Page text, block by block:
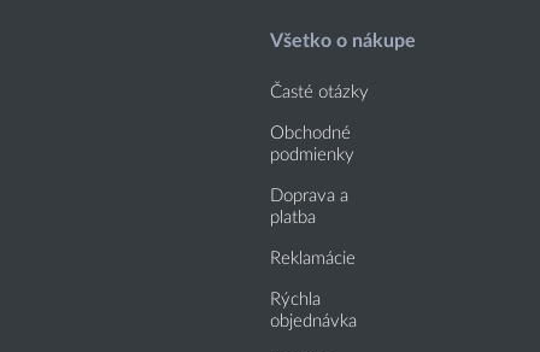
Všetko o nákupe
Časté otázky
Obchodné
podmienky
Doprava a
platba
Reklamácie
Rýchla
objednávka